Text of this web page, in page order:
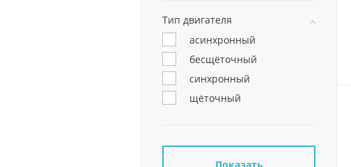
Тип двигателя
асинхронный
бесщёточный
синхронный
щёточный